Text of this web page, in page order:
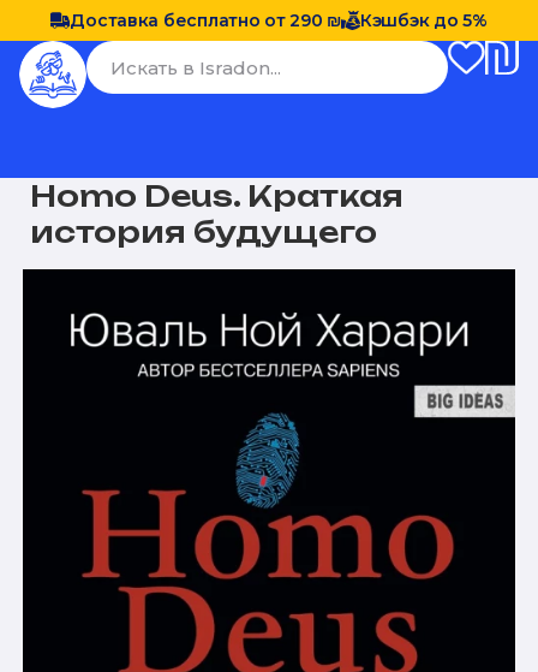
Доставка бесплатно от 290 ₪ Кэшбэк до 5%
Homo Deus. Краткая
история будущего